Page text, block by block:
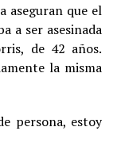
aseguran que el
a ser asesinada
de 42 años.
la misma
persona, estoy